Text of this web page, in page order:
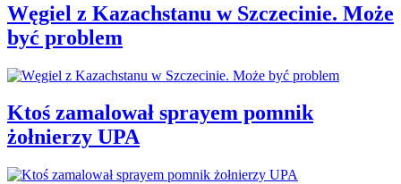
Węgiel z Kazachstanu w Szczecinie. Może
być problem
Ktoś zamalował sprayem pomnik
żołnierzy UPA